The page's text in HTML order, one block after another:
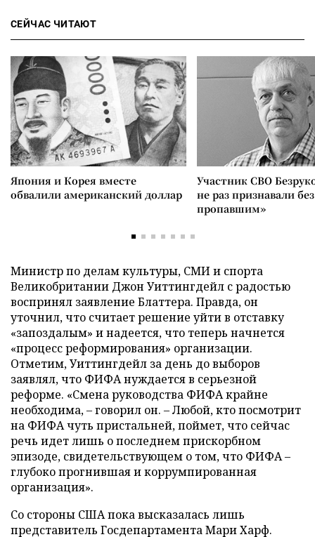
СЕЙЧАС ЧИТАЮТ
Япония и Корея вместе
обвалили американский доллар
Участник СВО
не раз признавали
пропавшим»
Министр по делам культуры, СМИ и спорта
Великобритании Джон Уиттингдейл с радостью
воспринял заявление Блаттера. Правда, он
уточнил, что считает решение уйти в отставку
«запоздалым» и надеется, что теперь начнется
«процесс реформирования» организации.
Отметим, Уиттингдейл за день до выборов
заявлял, что ФИФА нуждается в серьезной
реформе. «Смена руководства ФИФА крайне
необходима, – говорил он. – Любой, кто посмотрит
на ФИФА чуть пристальней, поймет, что сейчас
речь идет лишь о последнем прискорбном
эпизоде, свидетельствующем о том, что ФИФА –
глубоко прогнившая и коррумпированная
организация».
Со стороны США пока высказалась лишь
представитель Госдепартамента Мари Харф.